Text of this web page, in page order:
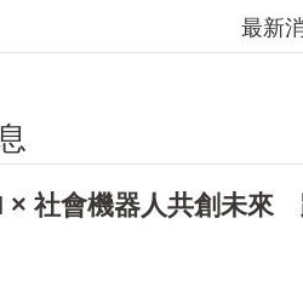
最新
× 社會機器人共創未來